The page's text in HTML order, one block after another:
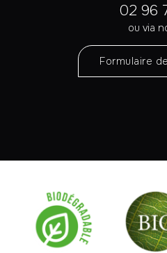
02 96
ou via
Formulaire